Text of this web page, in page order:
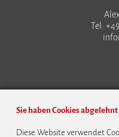
Tel:
Sie haben Cookies abgelehnt
Diese Website verwendet